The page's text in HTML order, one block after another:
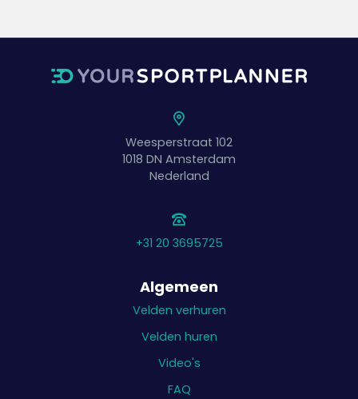
Weesperstraat 102
1018 DN Amsterdam
Nederland
+31 20 3695725
Algemeen
Velden verhuren
Velden huren
Video's
FAQ